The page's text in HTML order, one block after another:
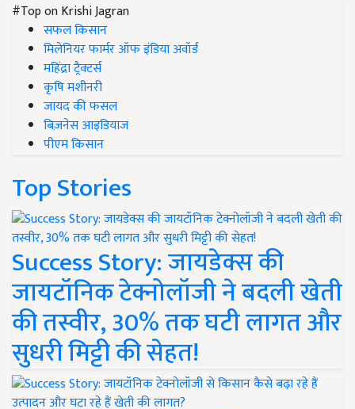
#Top on Krishi Jagran
सफल किसान
मिलेनियर फार्मर ऑफ इंडिया अवॉर्ड
महिंद्रा ट्रैक्टर्स
कृषि मशीनरी
जायद की फसल
बिज़नेस आइडियाज
पीएम किसान
Top Stories
Success Story: जायडेक्स की
जायटॉनिक टेक्नोलॉजी ने बदली खेती
की तस्वीर, 30% तक घटी लागत और
सुधरी मिट्टी की सेहत!